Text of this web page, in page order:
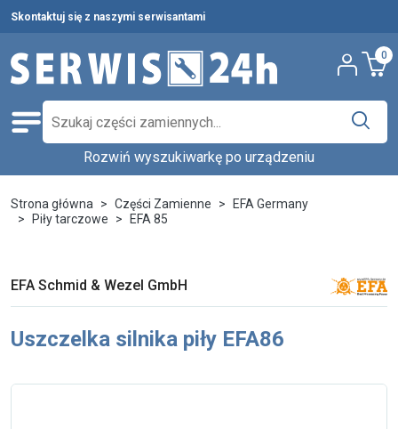
Skontaktuj się z naszymi serwisantami
0
Części zamienne
Pełna oferta
Środki czystości
Ostatnie sztuki
Serwis urządzeń
aby znaleźć części w katalogu.
Rozwiń wyszukiwarkę po urządzeniu
Strona główna Części Zamienne
EFA Germany
Piły tarczowe
EFA 85
EFA Schmid & Wezel GmbH
Uszczelka silnika piły EFA86